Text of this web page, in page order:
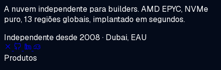
A nuvem independente para builders.AMD EPYC, NVMe
puro, 13 regiões globais, implantado em segundos.
Independente desde 2008 · Dubai, EAU
Produtos